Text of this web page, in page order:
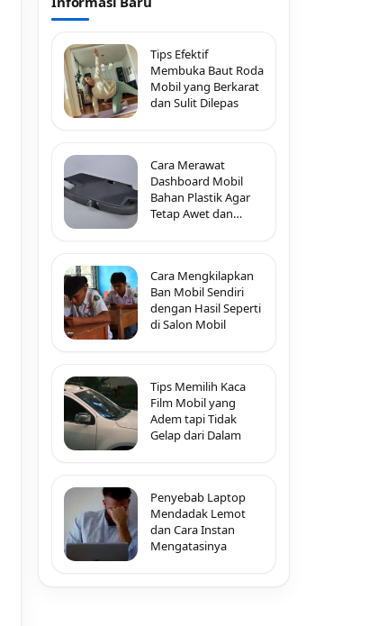
Tips Efektif
Membuka Baut Roda
Mobil yang Berkarat
dan Sulit Dilepas
Cara Merawat
Dashboard Mobil
Bahan Plastik Agar
Tetap Awet dan
Cara Mengkilapkan
Ban Mobil Sendiri
dengan Hasil Seperti
di Salon Mobil
Tips Memilih Kaca
Film Mobil yang
Adem tapi Tidak
Gelap dari Dalam
Penyebab Laptop
Mendadak Lemot
dan Cara Instan
Mengatasinya